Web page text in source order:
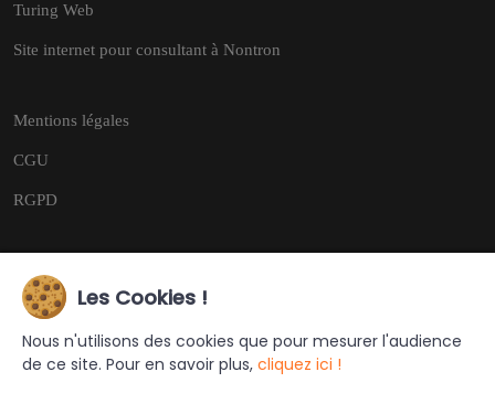
Turing Web
Site internet pour consultant à Nontron
Mentions légales
CGU
RGPD
Copyright © 2026
Ce site a été créé et est géré par Turing Web
Les Cookies !
Nous n'utilisons des cookies que pour mesurer l'audience
de ce site. Pour en savoir plus, cliquez ici !